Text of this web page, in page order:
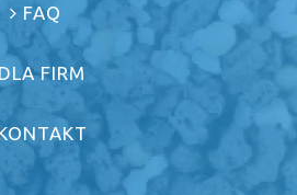
FAQ
DLA FIRM